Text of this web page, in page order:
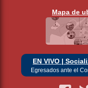
Mapa de
EN VIVO |
Egresados ante el